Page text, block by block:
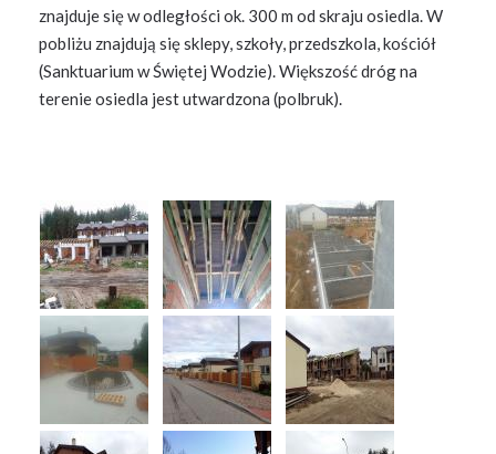
znajduje się w odległości ok. 300 m od skraju osiedla. W
pobliżu znajdują się sklepy, szkoły, przedszkola, kościół
(Sanktuarium w Świętej Wodzie). Większość dróg na
terenie osiedla jest utwardzona (polbruk).